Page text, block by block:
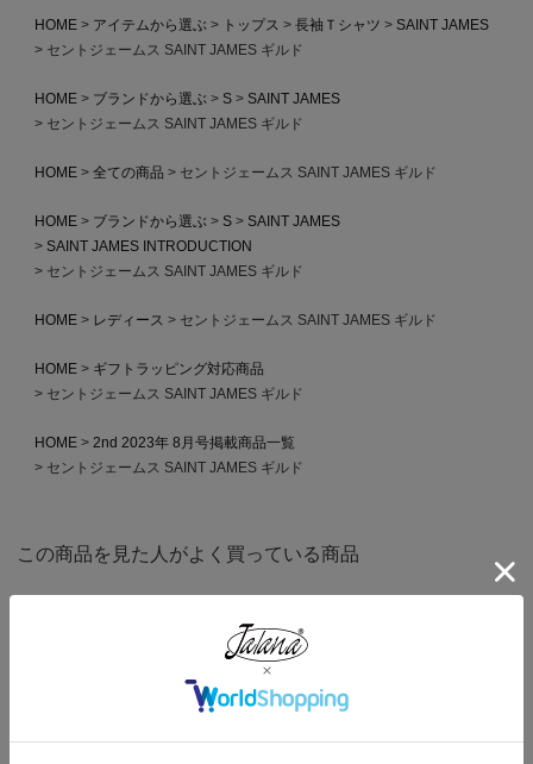
HOME アイテムから選ぶ トップス 長袖Ｔシャツ
SAINT JAMES
セントジェームス SAINT JAMES ギルド
HOME ブランドから選ぶ S
SAINT JAMES
セントジェームス SAINT JAMES ギルド
HOME 全ての商品 セントジェームス SAINT JAMES ギルド
HOME ブランドから選ぶ S
SAINT JAMES
SAINT JAMES INTRODUCTION
セントジェームス SAINT JAMES ギルド
HOME レディース セントジェームス SAINT JAMES ギルド
HOME
ギフトラッピング対応商品
セントジェームス SAINT JAMES ギルド
HOME
2nd 2023年 8月号掲載商品一覧
セントジェームス SAINT JAMES ギルド
この商品を見た人がよく買っている商品